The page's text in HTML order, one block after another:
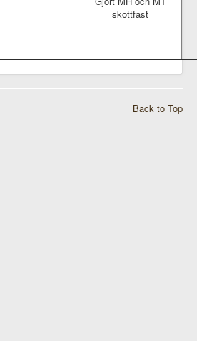
skottfast
Back to Top